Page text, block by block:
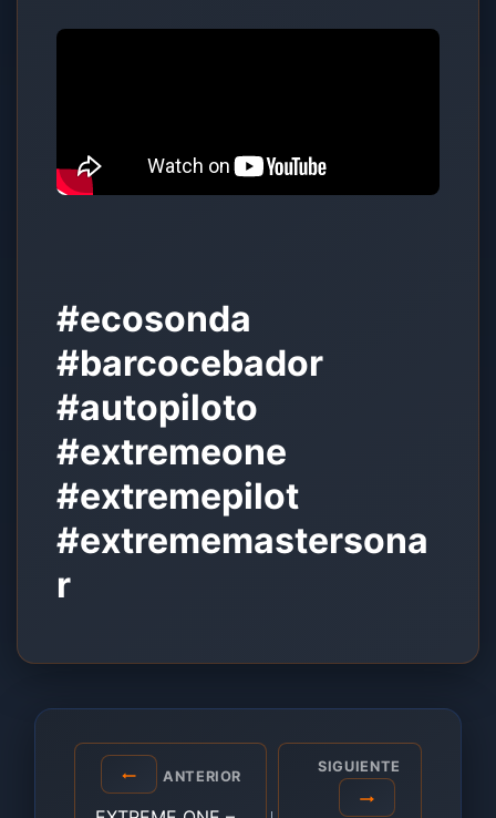
#ecosonda
#barcocebador
#autopiloto
#extremeone
#extremepilot
#extrememastersona
r
Navegación
ANTERIOR
SIGUIENTE